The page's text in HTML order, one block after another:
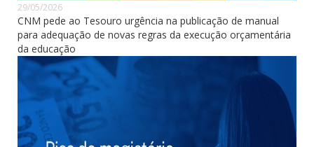
29/05/2026
CNM pede ao Tesouro urgência na publicação de manual
para adequação de novas regras da execução orçamentária
da educação